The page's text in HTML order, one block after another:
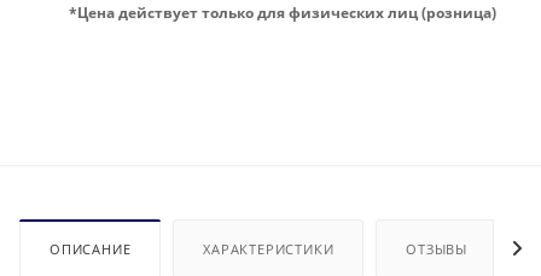
*Цена действует только для физических лиц (розница)
ОПИСАНИЕ ХАРАКТЕРИСТИКИ ОТЗЫВЫ